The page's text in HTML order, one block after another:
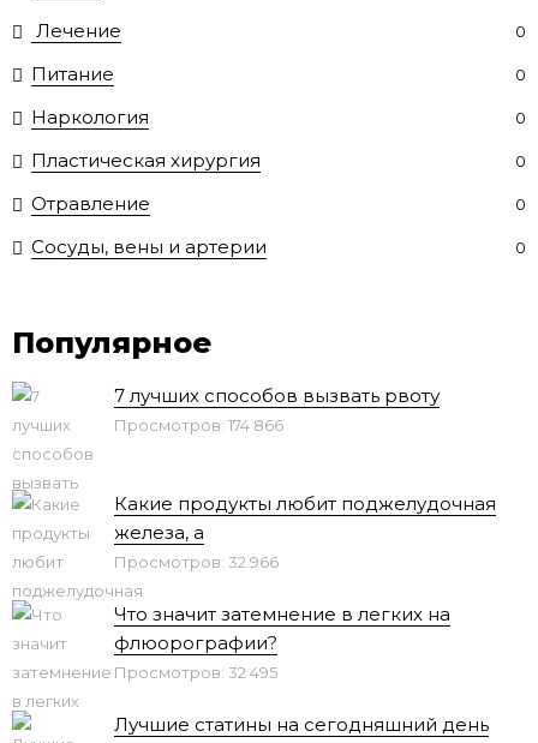
Лечение 0
Питание 0
Наркология 0
Пластическая хирургия 0
Отравление 0
Сосуды, вены и артерии 0
Популярное
7 лучших способов вызвать рвоту
Просмотров: 174 866
Какие продукты любит поджелудочная
железа, а
Просмотров: 32 966
Что значит затемнение в легких на
флюорографии?
Просмотров: 32 495
Лучшие статины на сегодняшний день